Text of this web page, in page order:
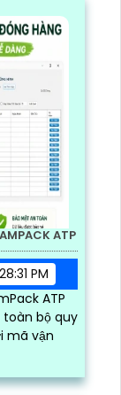
ATP
PM
ATP
toàn bộ quy
mã vận